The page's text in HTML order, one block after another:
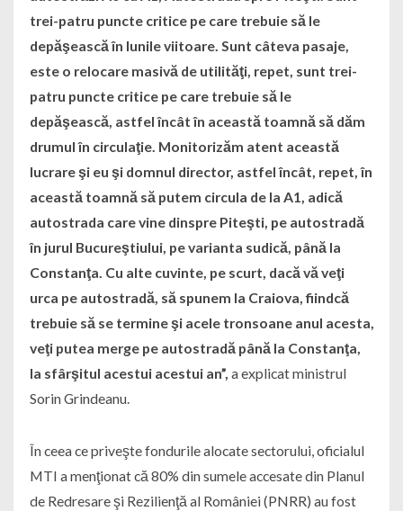
trei-patru puncte critice pe care trebuie să le
depăşească în lunile viitoare. Sunt câteva pasaje,
este o relocare masivă de utilităţi, repet, sunt trei-
patru puncte critice pe care trebuie să le
depăşească, astfel încât în această toamnă să dăm
drumul în circulaţie. Monitorizăm atent această
lucrare şi eu şi domnul director, astfel încât, repet, în
această toamnă să putem circula de la A1, adică
autostrada care vine dinspre Piteşti, pe autostradă
în jurul Bucureştiului, pe varianta sudică, până la
Constanţa. Cu alte cuvinte, pe scurt, dacă vă veţi
urca pe autostradă, să spunem la Craiova, fiindcă
trebuie să se termine şi acele tronsoane anul acesta,
veţi putea merge pe autostradă până la Constanţa,
la sfârşitul acestui acestui an”, a explicat ministrul
Sorin Grindeanu.
În ceea ce priveşte fondurile alocate sectorului, oficialul
MTI a menţionat că 80% din sumele accesate din Planul
de Redresare şi Rezilienţă al României (PNRR) au fost